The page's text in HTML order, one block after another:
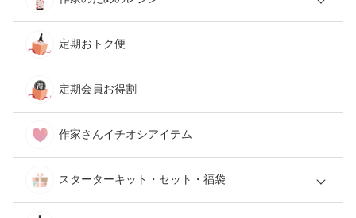
定期おトク便
定期会員お得割
作家さんイチオシアイテム
スターターキット・セット・福袋